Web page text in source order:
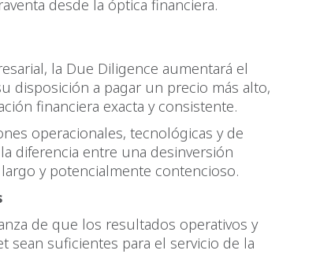
desde la óptica financiera.
la Due Diligence aumentará el
disposición a pagar un precio más alto,
financiera exacta y consistente.
operacionales, tecnológicas y de
diferencia entre una desinversión
y potencialmente contencioso.
de que los resultados operativos y
sean suficientes para el servicio de la